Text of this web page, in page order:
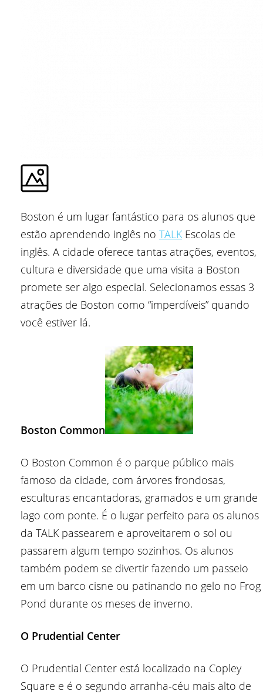
Boston é um lugar fantástico para os alunos que
estão aprendendo inglês no TALK Escolas de
inglês. A cidade oferece tantas atrações, eventos,
cultura e diversidade que uma visita a Boston
promete ser algo especial. Selecionamos essas 3
atrações de Boston como “imperdíveis” quando
você estiver lá.
Boston Common
O Boston Common é o parque público mais
famoso da cidade, com árvores frondosas,
esculturas encantadoras, gramados e um grande
lago com ponte. É o lugar perfeito para os alunos
da TALK passearem e aproveitarem o sol ou
passarem algum tempo sozinhos. Os alunos
também podem se divertir fazendo um passeio
em um barco cisne ou patinando no gelo no Frog
Pond durante os meses de inverno.
O Prudential Center
O Prudential Center está localizado na Copley
Square e é o segundo arranha-céu mais alto de